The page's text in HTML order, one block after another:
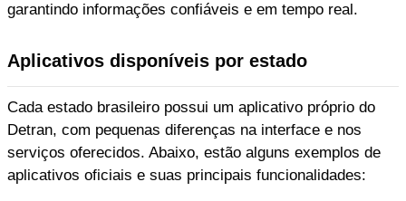
garantindo informações confiáveis e em tempo real.
Aplicativos disponíveis por estado
Cada estado brasileiro possui um aplicativo próprio do
Detran, com pequenas diferenças na interface e nos
serviços oferecidos. Abaixo, estão alguns exemplos de
aplicativos oficiais e suas principais funcionalidades: